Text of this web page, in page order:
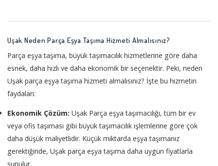
Uşak Neden Parça Eşya Taşıma Hizmeti Almalısınız?
Parça eşya taşıma, büyük taşımacılık hizmetlerine göre daha
esnek, daha hızlı ve daha ekonomik bir seçenektir. Peki, neden
Uşak parça eşya taşıma hizmeti almalısınız? İşte bu hizmetin
faydaları:
Ekonomik Çözüm: Uşak Parça eşya taşımacılığı, tüm bir ev
veya ofis taşıması gibi büyük taşımacılık işlemlerine göre çok
daha düşük maliyetlidir. Küçük miktarda eşya taşımanız
gerektiğinde, Uşak parça eşya taşıma daha uygun fiyatlarla
sunulur.